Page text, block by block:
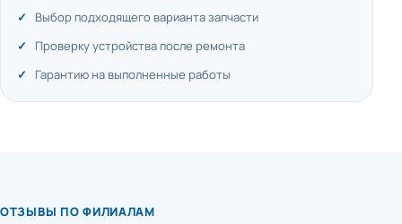
Выбор подходящего варианта запчасти
Проверку устройства после ремонта
Гарантию на выполненные работы
ОТЗЫВЫ ПО ФИЛИАЛАМ